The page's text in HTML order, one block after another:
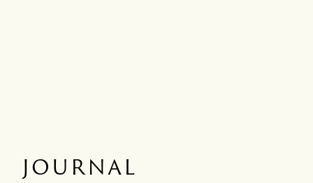
JOURNAL